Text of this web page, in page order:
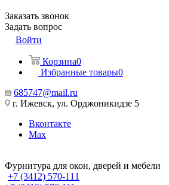
Заказать звонок
Задать вопрос
Войти
Корзина0
Избранные товары0
685747@mail.ru
г. Ижевск, ул. Орджоникидзе 5
Вконтакте
Max
Фурнитура для окон, дверей и мебели
+7 (3412) 570-111